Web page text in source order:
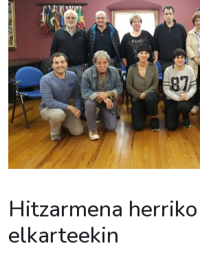
Hitzarmena herriko
elkarteekin